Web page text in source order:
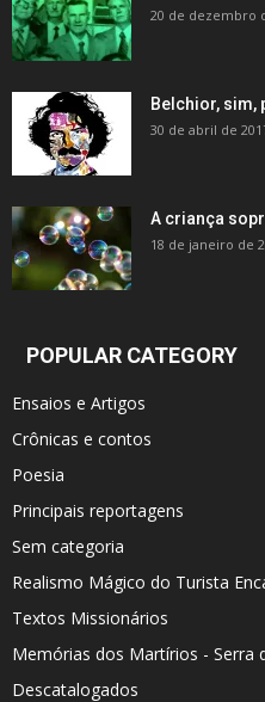
20 de dezembro
Belchior, sim,
30 de abril de
A criança
18 de janeiro de
POPULAR CATEGORY
Ensaios e Artigos
Crônicas e contos
Poesia
Principais reportagens
Sem categoria
Realismo Mágico do Turista
Textos Missionários
Memórias dos Martí­rios - Serra
Descatalogados